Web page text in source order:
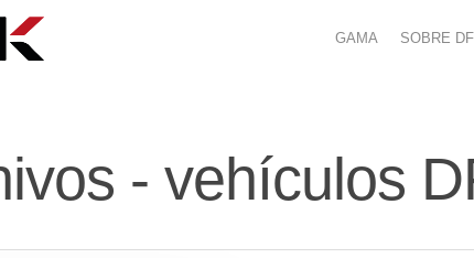
GAMA SOBRE
- vehículos